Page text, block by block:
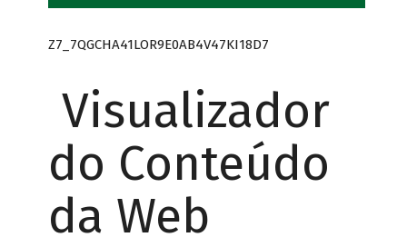
Z7_7QGCHA41LOR9E0AB4V47KI18D7
Visualizador
do Conteúdo
da Web